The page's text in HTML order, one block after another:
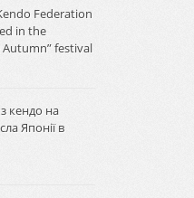
Federation
in the
Autumn” festival
кендо на
Японії в